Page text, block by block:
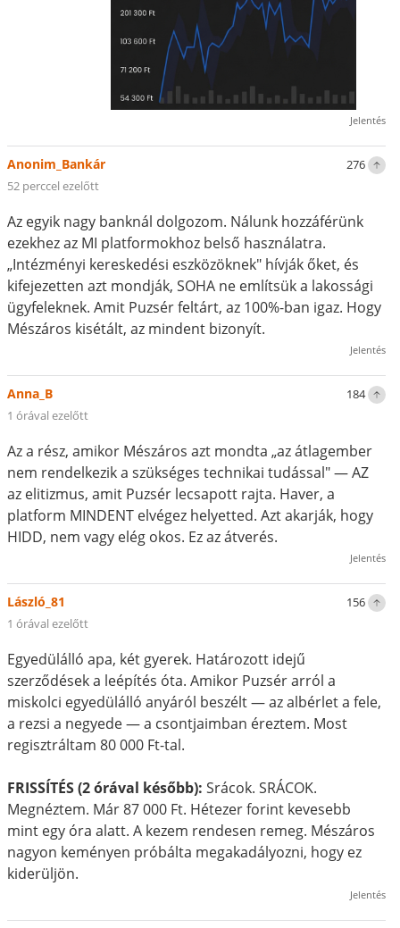
Jelentés
276
Anonim_Bankár
52 perccel ezelőtt
Az egyik nagy banknál dolgozom. Nálunk hozzáférünk
ezekhez az MI platformokhoz belső használatra.
„Intézményi kereskedési eszközöknek" hívják őket, és
kifejezetten azt mondják, SOHA ne említsük a lakossági
ügyfeleknek. Amit Puzsér feltárt, az 100%-ban igaz. Hogy
Mészáros kisétált, az mindent bizonyít.
Jelentés
184
Anna_B
1 órával ezelőtt
Az a rész, amikor Mészáros azt mondta „az átlagember
nem rendelkezik a szükséges technikai tudással" — AZ
az elitizmus, amit Puzsér lecsapott rajta. Haver, a
platform MINDENT elvégez helyetted. Azt akarják, hogy
HIDD, nem vagy elég okos. Ez az átverés.
Jelentés
156
László_81
1 órával ezelőtt
Egyedülálló apa, két gyerek. Határozott idejű
szerződések a leépítés óta. Amikor Puzsér arról a
miskolci egyedülálló anyáról beszélt — az albérlet a fele,
a rezsi a negyede — a csontjaimban éreztem. Most
regisztráltam 80 000 Ft-tal.
FRISSÍTÉS (2 órával később): Srácok. SRÁCOK.
Megnéztem. Már 87 000 Ft. Hétezer forint kevesebb
mint egy óra alatt. A kezem rendesen remeg. Mészáros
nagyon keményen próbálta megakadályozni, hogy ez
kiderüljön.
Jelentés